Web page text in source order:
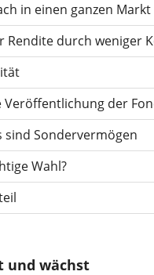
in einen ganzen
Rendite durch weniger
Veröffentlichung der
sind Sondervermögen
Wahl?
und wächst